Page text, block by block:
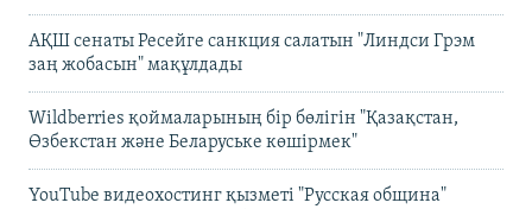
АҚШ сенаты Ресейге санкция салатын "Линдси Грэм
заң жобасын" мақұлдады
Wildberries қоймаларының бір бөлігін "Қазақстан,
Өзбекстан және Беларуське көшірмек"
YouTube видеохостинг қызметі "Русская община"